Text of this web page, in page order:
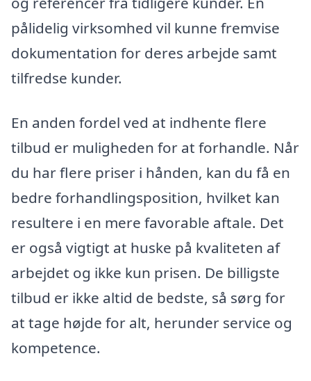
pålidelig virksomhed vil kunne fremvise
dokumentation for deres arbejde samt
tilfredse kunder.
En anden fordel ved at indhente flere
tilbud er muligheden for at forhandle. Når
du har flere priser i hånden, kan du få en
bedre forhandlingsposition, hvilket kan
resultere i en mere favorable aftale. Det
er også vigtigt at huske på kvaliteten af
arbejdet og ikke kun prisen. De billigste
tilbud er ikke altid de bedste, så sørg for
at tage højde for alt, herunder service og
kompetence.